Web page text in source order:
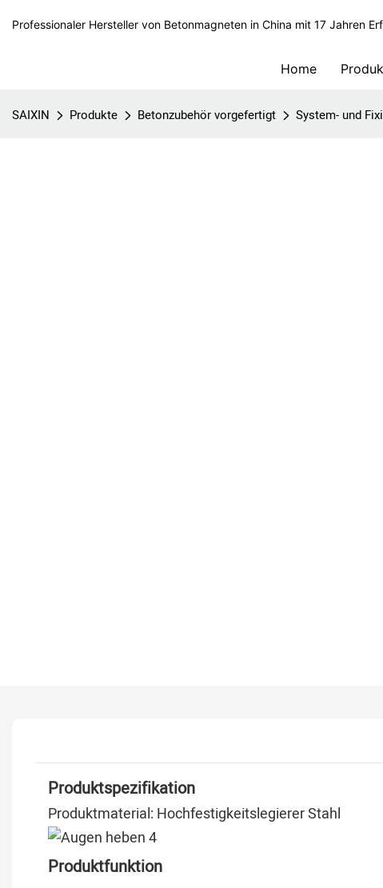
Professionaler Hersteller von Betonmagneten in China mit 17 Jahren
Home
SAIXIN Produkte Betonzubehör vorgefertigt System- und
Produktspezifikation
Produktmaterial: Hochfestigkeitslegierer Stahl
Produktfunktion